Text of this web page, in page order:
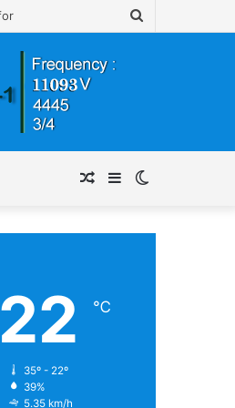
skin
Sidebar
Random
Article
22 ℃
35º - 22º
39%
5.35 km/h